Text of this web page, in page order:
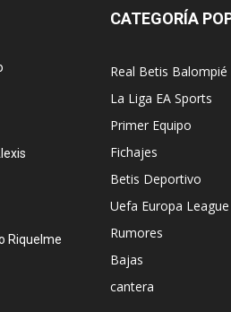
Riquelme
CATEGORÍA
Real Betis Balompié
La Liga EA Sports
Primer Equipo
Fichajes
Betis Deportivo
Uefa Europa League
Rumores
Bajas
cantera